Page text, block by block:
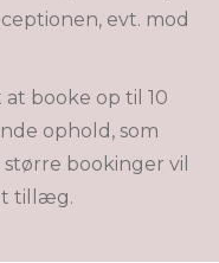
evt. mod
booke op til 10
ophold, som
bookinger vil
tillæg.